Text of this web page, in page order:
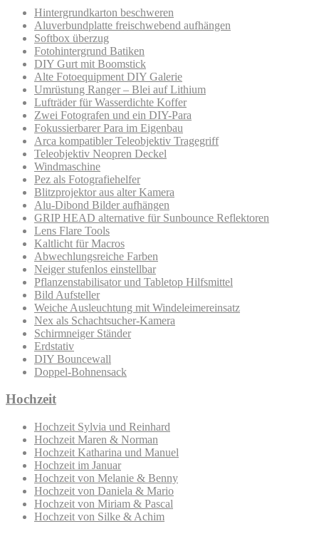
Hintergrundkarton beschweren
Aluverbundplatte freischwebend aufhängen
Softbox überzug
Fotohintergrund Batiken
DIY Gurt mit Boomstick
Alte Fotoequipment DIY Galerie
Umrüstung Ranger – Blei auf Lithium
Lufträder für Wasserdichte Koffer
Zwei Fotografen und ein DIY-Para
Fokussierbarer Para im Eigenbau
Arca kompatibler Teleobjektiv Tragegriff
Teleobjektiv Neopren Deckel
Windmaschine
Pez als Fotografiehelfer
Blitzprojektor aus alter Kamera
Alu-Dibond Bilder aufhängen
GRIP HEAD alternative für Sunbounce Reflektoren
Lens Flare Tools
Kaltlicht für Macros
Abwechlungsreiche Farben
Neiger stufenlos einstellbar
Pflanzenstabilisator und Tabletop Hilfsmittel
Bild Aufsteller
Weiche Ausleuchtung mit Windeleimereinsatz
Nex als Schachtsucher-Kamera
Schirmneiger Ständer
Erdstativ
DIY Bouncewall
Doppel-Bohnensack
Hochzeit
Hochzeit Sylvia und Reinhard
Hochzeit Maren & Norman
Hochzeit Katharina und Manuel
Hochzeit im Januar
Hochzeit von Melanie & Benny
Hochzeit von Daniela & Mario
Hochzeit von Miriam & Pascal
Hochzeit von Silke & Achim